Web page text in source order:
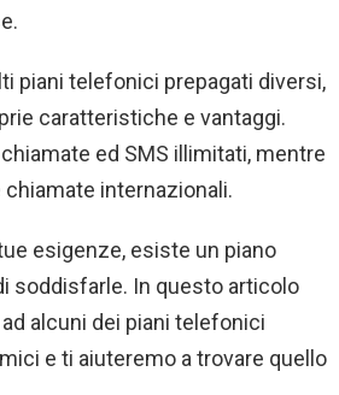
piani telefonici prepagati diversi,
caratteristiche e vantaggi.
ed SMS illimitati, mentre
internazionali.
esigenze, esiste un piano
soddisfarle. In questo articolo
alcuni dei piani telefonici
e ti aiuteremo a trovare quello